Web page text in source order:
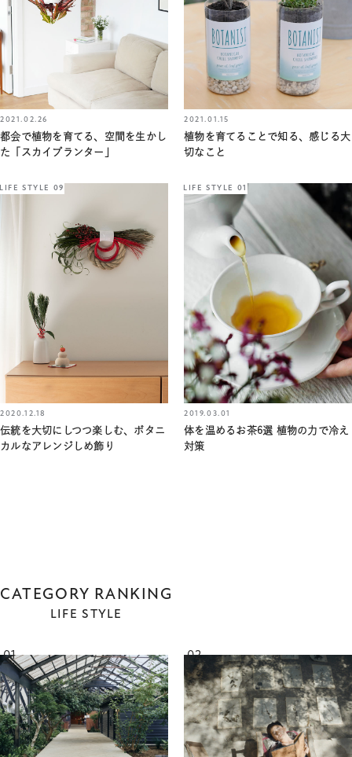
2021.02.26
都会で植物を育てる、空間を生かし
た「スカイプランター」
2021.01.15
植物を育てることで知る、感じる大
切なこと
LIFE STYLE 09
2020.12.18
伝統を大切にしつつ楽しむ、ボタニ
カルなアレンジしめ飾り
LIFE STYLE 01
2019.03.01
体を温めるお茶6選 植物の力で冷え
対策
CATEGORY RANKING
LIFE STYLE
01 02